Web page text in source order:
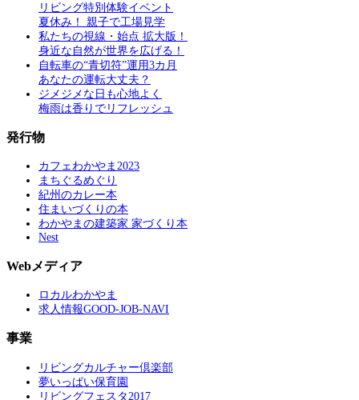
リビング特別体験イベント
夏休み！ 親子で工場見学
私たちの視線・始点 拡大版！
身近な自然が世界を広げる！
自転車の“青切符”運用3カ月
あなたの運転大丈夫？
ジメジメな日も心地よく
梅雨は香りでリフレッシュ
発行物
カフェわかやま2023
まちぐるめぐり
紀州のカレー本
住まいづくりの本
わかやまの建築家 家づくり本
Nest
Webメディア
ロカルわかやま
求人情報GOOD-JOB-NAVI
事業
リビングカルチャー倶楽部
夢いっぱい保育園
リビングフェスタ2017